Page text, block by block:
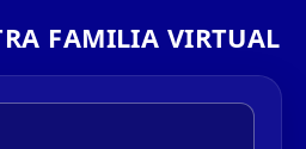
FAMILIA VIRTUAL